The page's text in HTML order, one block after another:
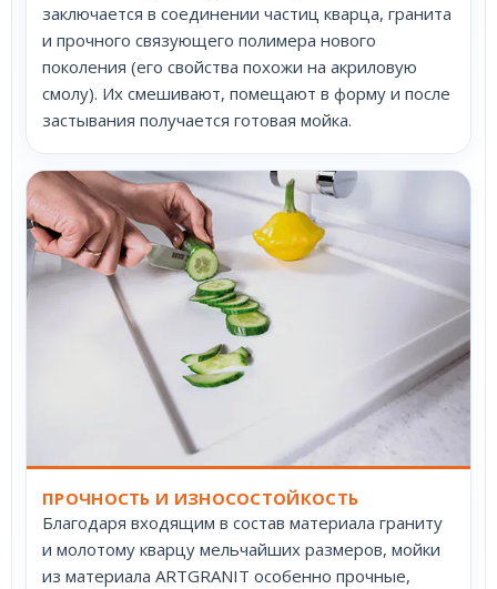
заключается в соединении частиц кварца, гранита
и прочного связующего полимера нового
поколения (его свойства похожи на акриловую
смолу). Их смешивают, помещают в форму и после
застывания получается готовая мойка.
ПРОЧНОСТЬ И ИЗНОСОСТОЙКОСТЬ
Благодаря входящим в состав материала граниту
и молотому кварцу мельчайших размеров, мойки
из материала ARTGRANIT особенно прочные,